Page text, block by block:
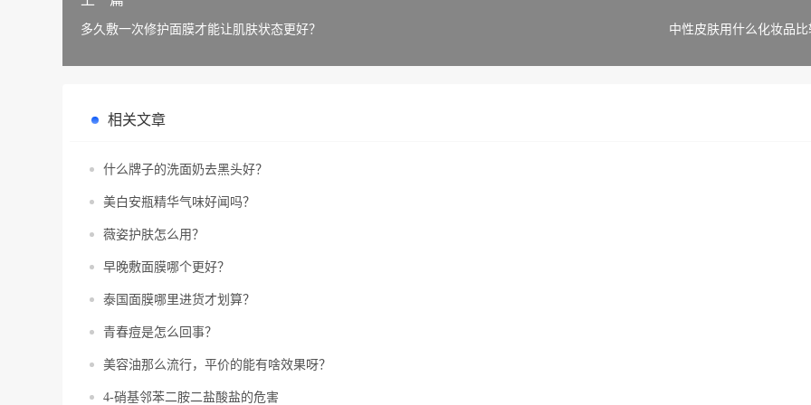
多久敷一次修护面膜才能让肌肤状态更好？ 中性皮肤用什么化妆品
相关文章
什么牌子的洗面奶去黑头好？
美白安瓶精华气味好闻吗？
薇姿护肤怎么用？
早晚敷面膜哪个更好？
泰国面膜哪里进货才划算？
青春痘是怎么回事？
美容油那么流行，平价的能有啥效果呀？
4-硝基邻苯二胺二盐酸盐的危害